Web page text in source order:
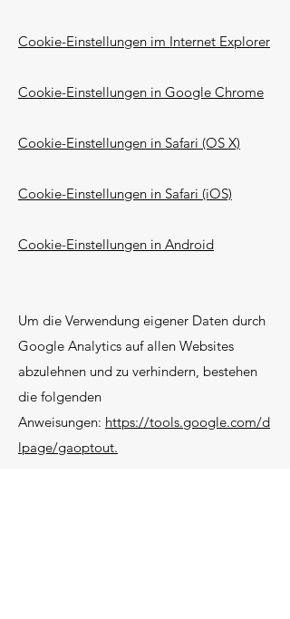
Cookie-Einstellungen im Internet Explorer
Cookie-Einstellungen in Google Chrome
Cookie-Einstellungen in Safari (OS X)
Cookie-Einstellungen in Safari (iOS)
Cookie-Einstellungen in Android
Um die Verwendung eigener Daten durch
Google Analytics auf allen Websites
abzulehnen und zu verhindern, bestehen
die folgenden
Anweisungen: https://tools.google.com/d
lpage/gaoptout.